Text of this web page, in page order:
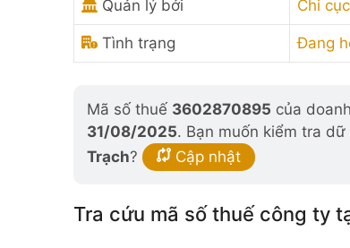
Quản lý bởi Chi
Tình trạng Đang
Mã số thuế 3602870895 của
31/08/2025. Bạn muốn kiểm tra
Trạch? Cập nhật
Tra cứu mã số thuế công ty